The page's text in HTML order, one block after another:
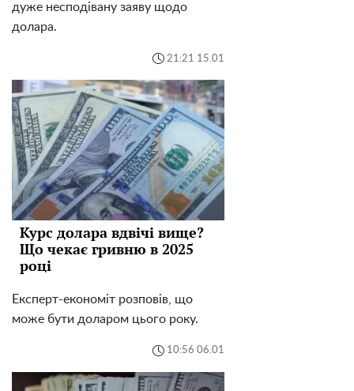
дуже несподівану заяву щодо
долара.
21:21 15.01
Курс долара вдвічі вище?
Що чекає гривню в 2025
році
Експерт-економіт розповів, що
може бути доларом цього року.
10:56 06.01